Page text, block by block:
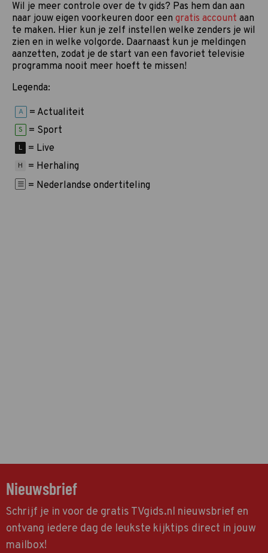
Wil je meer controle over de tv gids? Pas hem dan aan
naar jouw eigen voorkeuren door een gratis account aan
te maken. Hier kun je zelf instellen welke zenders je wil
zien en in welke volgorde. Daarnaast kun je meldingen
aanzetten, zodat je de start van een favoriet televisie
programma nooit meer hoeft te missen!
Legenda:
A = Actualiteit
S = Sport
L = Live
H
= Herhaling
= Nederlandse ondertiteling
Nieuwsbrief
Schrijf je in voor de gratis TVgids.nl nieuwsbrief en
ontvang iedere dag de leukste kijktips direct in jouw
mailbox!